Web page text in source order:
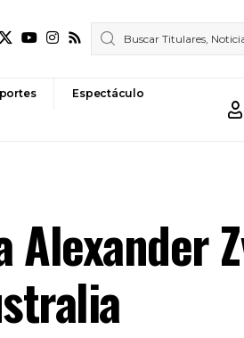
Espectáculo